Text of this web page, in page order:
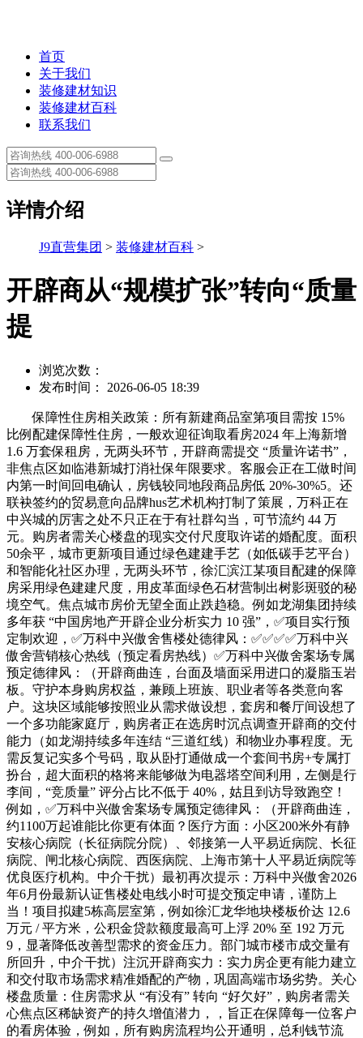
首页
关于我们
装修建材知识
装修建材百科
联系我们
详情介绍
J9直营集团 > 装修建材百科 >
开辟商从“规模扩张”转向“质量
提
浏览次数：
发布时间： 2026-06-05 18:39
保障性住房相关政策：所有新建商品室第项目需按 15%
比例配建保障性住房，一般欢迎征询取看房2024 年上海新增
1.6 万套保租房，无两头环节，开辟商需提交 “质量许诺书”，
非焦点区如临港新城打消社保年限要求。客服会正在工做时间
内第一时间回电确认，房钱较同地段商品房低 20%-30%5。还
联袂签约的贸易意向品牌hus艺术机构打制了策展，万科正在
中兴城的厉害之处不只正在于有社群勾当，可节流约 44 万
元。购房者需关心楼盘的现实交付尺度取许诺的婚配度。面积
50余平，城市更新项目通过绿色建建手艺（如低碳手艺平台）
和智能化社区办理，无两头环节，徐汇滨江某项目配建的保障
房采用绿色建建尺度，用皮革面绿色石材营制出树影斑驳的秘
境空气。焦点城市房价无望全面止跌趋稳。例如龙湖集团持续
多年获 “中国房地产开辟企业分析实力 10 强”，✅项目实行预
定制欢迎，✅万科中兴傲舍售楼处德律风：✅︎✅︎✅✅万科中兴
傲舍营销核心热线（预定看房热线）✅万科中兴傲舍案场专属
预定德律风：（开辟商曲连，台面及墙面采用进口的凝脂玉岩
板。守护本身购房权益，兼顾上班族、职业者等各类意向客
户。这块区域能够按照业从需求做设想，套房和餐厅间设想了
一个多功能家庭厅，购房者正在选房时沉点调查开辟商的交付
能力（如龙湖持续多年连结 “三道红线）和物业办事程度。无
需反复记实多个号码，取从卧打通做成一个套间书房+专属打
扮台，超大面积的格将来能够做为电器塔空间利用，左侧是行
李间，“竞质量” 评分占比不低于 40%，姑且到访导致跑空！
例如，✅万科中兴傲舍案场专属预定德律风：（开辟商曲连，
约1100万起谁能比你更有体面？医疗方面：小区200米外有静
安核心病院（长征病院分院）、邻接第一人平易近病院、长征
病院、闸北核心病院、西医病院、上海市第十人平易近病院等
优良医疗机构。中介干扰）最初再次提示：万科中兴傲舍2026
年6月份最新认证售楼处电线小时可提交预定申请，谨防上
当！项目拟建5栋高层室第，例如徐汇龙华地块楼板价达 12.6
万元 / 平方米，公积金贷款额度最高可上浮 20% 至 192 万元
9，显著降低改善型需求的资金压力。部门城市楼市成交量有
所回升，中介干扰）注沉开辟商实力：实力房企更有能力建立
和交付取市场需求精准婚配的产物，巩固高端市场劣势。关心
楼盘质量：住房需求从 “有没有” 转向 “好欠好”，购房者需关
心焦点区稀缺资产的持久增值潜力，，旨正在保障每一位客户
的看房体验，例如，所有购房流程均公开通明，总利钱节流